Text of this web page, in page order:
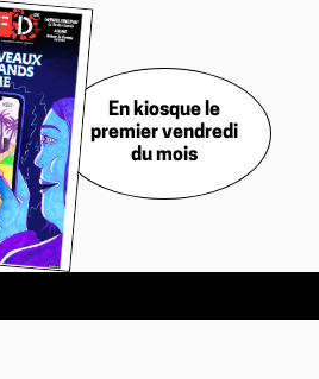
En kiosque le
premier vendredi
du mois